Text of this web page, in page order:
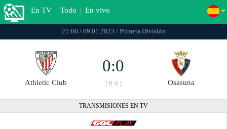
En TV | Todo | En vivo
21:00 / 09.01.2023 / Primera División
Athletic Club
0:0
[ 0:0 ] Osasuna
TRANSMISIONES EN TV